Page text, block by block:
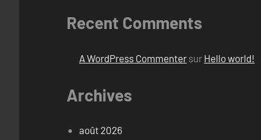
Recent Comments
A WordPress Commenter sur Hello world!
Archives
août 2026